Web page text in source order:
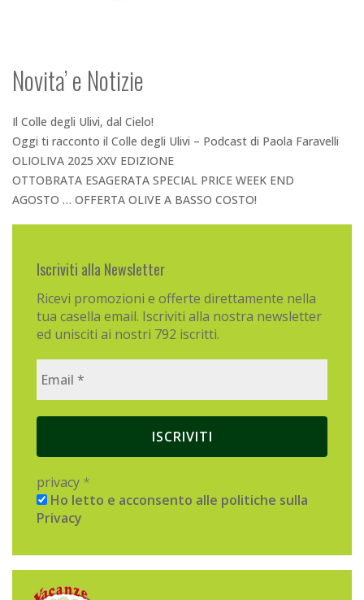
Novita’ e Notizie
Il Colle degli Ulivi, dal Cielo!
Oggi ti racconto il Colle degli Ulivi – Podcast di Paola Faravelli
OLIOLIVA 2025 XXV EDIZIONE
OTTOBRATA ESAGERATA SPECIAL PRICE WEEK END
AGOSTO … OFFERTA OLIVE A BASSO COSTO!
Iscriviti alla Newsletter
Ricevi promozioni e offerte direttamente nella
tua casella email. Iscriviti alla nostra newsletter
ed unisciti ai nostri 792 iscritti.
privacy *
Ho letto e acconsento alle politiche sulla
Privacy